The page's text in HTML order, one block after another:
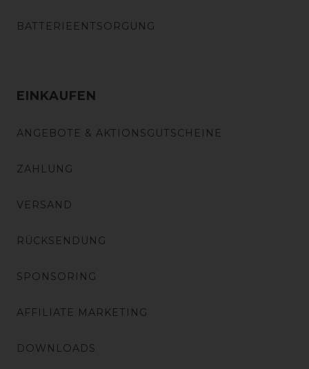
BATTERIEENTSORGUNG
EINKAUFEN
ANGEBOTE & AKTIONSGUTSCHEINE
ZAHLUNG
VERSAND
RÜCKSENDUNG
SPONSORING
AFFILIATE MARKETING
DOWNLOADS